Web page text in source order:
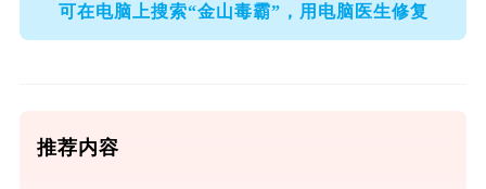
可在电脑上搜索“金山毒霸”，用电脑医生修复
推荐内容